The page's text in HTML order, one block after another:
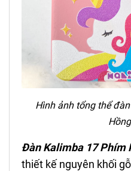
Hình ảnh tổng thể
Đàn Kalimba 17 Phím
thiết kế nguyên khối